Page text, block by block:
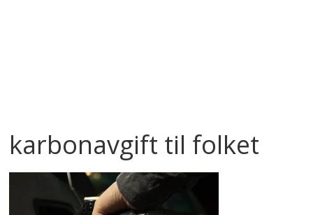
karbonavgift til folket